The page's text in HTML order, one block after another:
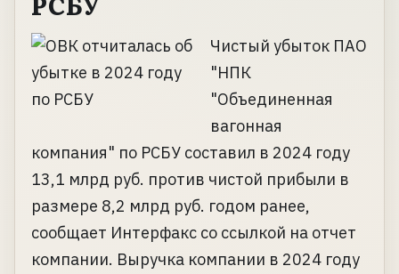
Чистый убыток ПАО
"НПК
"Объединенная
вагонная
компания" по РСБУ составил в 2024 году
13,1 млрд руб. против чистой прибыли в
размере 8,2 млрд руб. годом ранее,
сообщает Интерфакс со ссылкой на отчет
компании. Выручка компании в 2024 году